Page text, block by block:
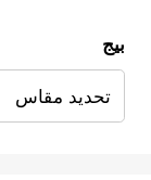
بيج
تحديد مقاس